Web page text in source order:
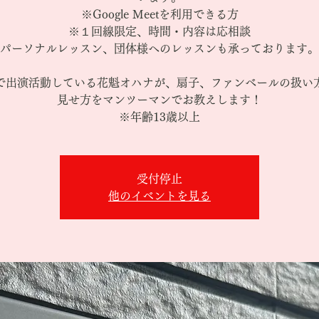
※Google Meetを利用できる方
※１回線限定、時間・内容は応相談
パーソナルレッスン、団体様へのレッスンも承っております。
出演活動している花魁オハナが、扇子、ファンべールの扱い
見せ方をマンツーマンでお教えします！
※年齢13歳以上
受付停止
他のイベントを見る